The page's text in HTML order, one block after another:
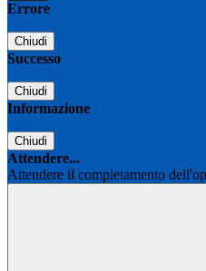
Errore
Chiudi
Successo
Chiudi
Informazione
Chiudi
Attendere...
Attendere il completamento